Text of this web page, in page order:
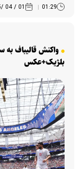
01:29
01 / 04 /1405
واکنش قالیباف به
بلژیک+عکس